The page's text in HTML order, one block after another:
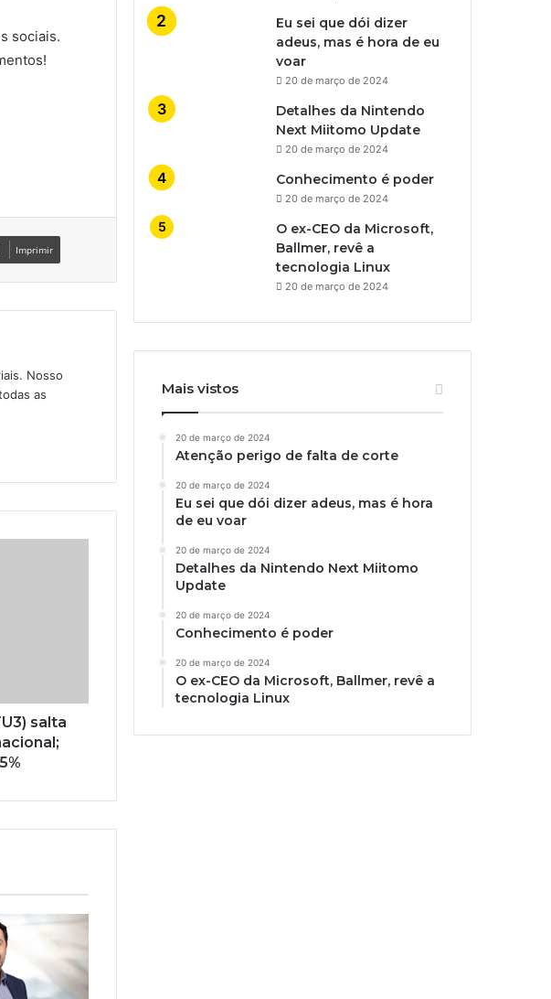
sociais.
Imprimir
Nosso
as
salta
Eu sei que dói dizer
adeus, mas é hora de eu
voar
20 de março de 2024
Detalhes da Nintendo
Next Miitomo Update
20 de março de 2024
Conhecimento é poder
20 de março de 2024
O ex-CEO da Microsoft,
Ballmer, revê a
tecnologia Linux
20 de março de 2024
Mais vistos
20 de março de 2024
Atenção perigo de falta de corte
20 de março de 2024
Eu sei que dói dizer adeus, mas é hora
de eu voar
20 de março de 2024
Detalhes da Nintendo Next Miitomo
Update
20 de março de 2024
Conhecimento é poder
20 de março de 2024
O ex-CEO da Microsoft, Ballmer, revê a
tecnologia Linux